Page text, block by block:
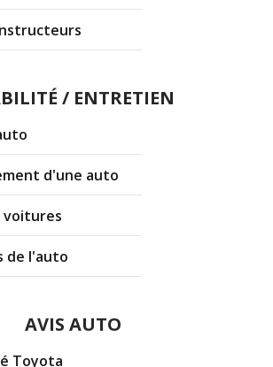
/ ENTRETIEN
d'une auto
voitures
de l'auto
AVIS AUTO
Toyota